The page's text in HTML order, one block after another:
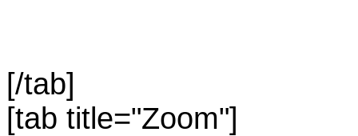
[/tab]
[tab title="Zoom"]